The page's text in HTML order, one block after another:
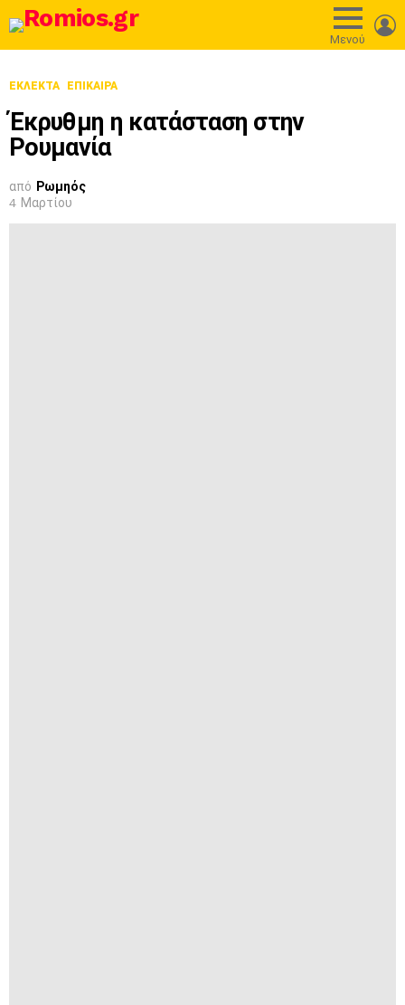
Μενού
ΕΚΛΕΚΤΆ ΕΠΊΚΑΙΡΑ
Έκρυθμη η κατάσταση στην
Ρουμανία
από Ρωμηός
4 Μαρτίου